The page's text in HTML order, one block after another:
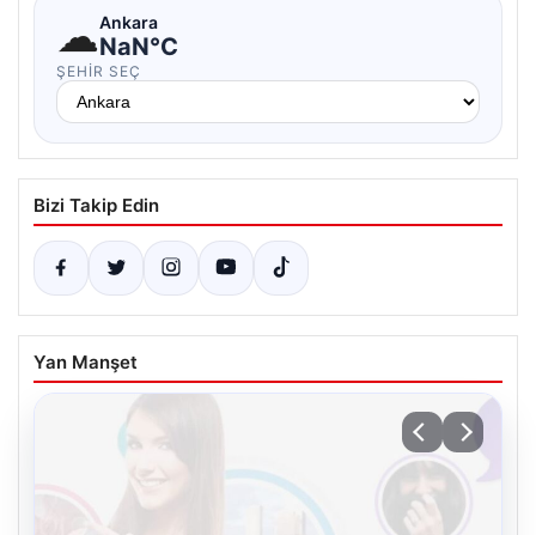
☁Ankara
NaN°C
ŞEHIR SEÇ
Bizi Takip Edin
Yan Manşet